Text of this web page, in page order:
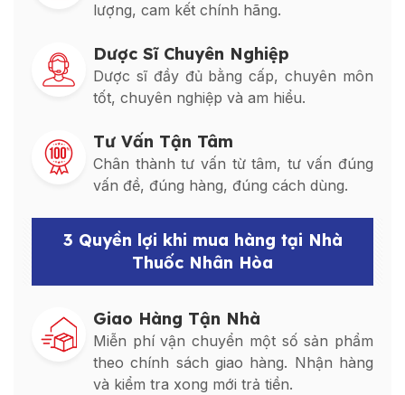
lượng, cam kết chính hãng.
Dược Sĩ Chuyên Nghiệp
Dược sĩ đầy đủ bằng cấp, chuyên môn
tốt, chuyên nghiệp và am hiểu.
Tư Vấn Tận Tâm
Chân thành tư vấn từ tâm, tư vấn đúng
vấn đề, đúng hàng, đúng cách dùng.
3 Quyền lợi khi mua hàng tại Nhà
Thuốc Nhân Hòa
Giao Hàng Tận Nhà
Miễn phí vận chuyển một số sản phẩm
theo chính sách giao hàng. Nhận hàng
và kiểm tra xong mới trả tiền.